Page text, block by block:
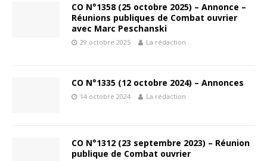
CO N°1358 (25 octobre 2025) – Annonce –
Réunions publiques de Combat ouvrier
avec Marc Peschanski
29 octobre 2025 La rédaction
CO N°1335 (12 octobre 2024) – Annonces
14 octobre 2024 La rédaction
CO N°1312 (23 septembre 2023) – Réunion
publique de Combat ouvrier